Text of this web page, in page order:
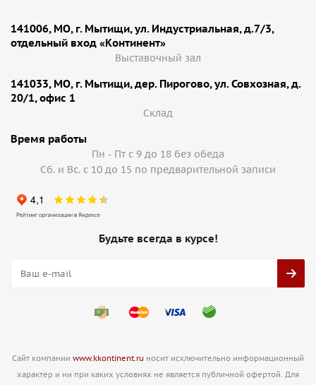
141006, МО, г. Мытищи, ул. Индустриальная, д.7/3,
отдельный вход «Континент»
Выставочный зал
141033, МО, г. Мытищи, дер. Пирогово, ул. Совхозная, д.
20/1, офис 1
Cклад
Время работы
Пн - Пт с 9 до 18 без обеда
Сб. и Вс. с 10 до 15 по предварительной записи
Будьте всегда в курсе!
Сайт компании www.kkontinent.ru носит исключительно информационный
характер и ни при каких условиях не является публичной офертой. Для